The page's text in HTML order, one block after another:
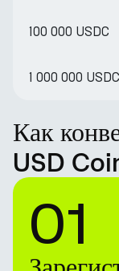
100 000 USDC
1 000 000 USDC
Как
USD
01